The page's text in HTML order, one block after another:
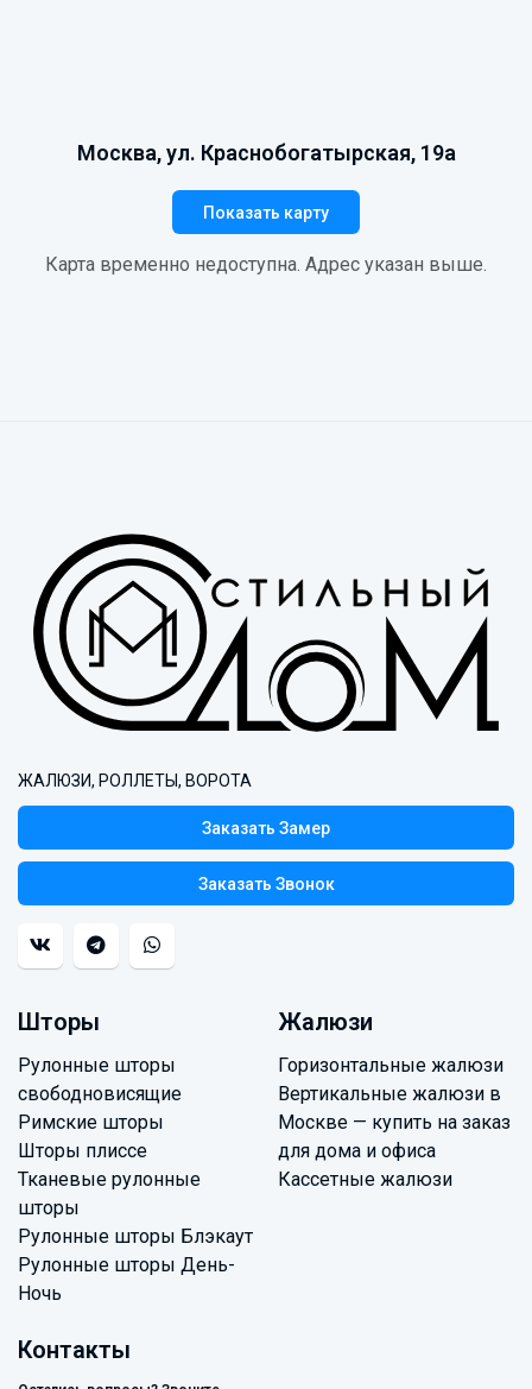
Москва, ул. Краснобогатырская, 19а
Показать карту
Карта временно недоступна. Адрес указан выше.
ЖАЛЮЗИ, РОЛЛЕТЫ, ВОРОТА
Заказать Замер
Заказать Звонок
Шторы
Рулонные шторы
свободновисящие
Римские шторы
Шторы плиссе
Тканевые рулонные
шторы
Рулонные шторы Блэкаут
Рулонные шторы День-
Ночь
Жалюзи
Горизонтальные жалюзи
Вертикальные жалюзи в
Москве — купить на заказ
для дома и офиса
Кассетные жалюзи
Контакты